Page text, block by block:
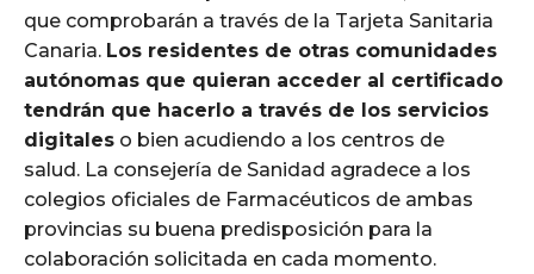
que comprobarán a través de la Tarjeta Sanitaria
Canaria. Los residentes de otras comunidades
autónomas que quieran acceder al certificado
tendrán que hacerlo a través de los servicios
digitales o bien acudiendo a los centros de
salud. La consejería de Sanidad agradece a los
colegios oficiales de Farmacéuticos de ambas
provincias su buena predisposición para la
colaboración solicitada en cada momento.